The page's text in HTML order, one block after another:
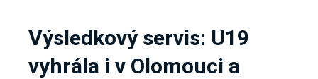
Výsledkový servis: U19
vyhrála i v Olomouci a